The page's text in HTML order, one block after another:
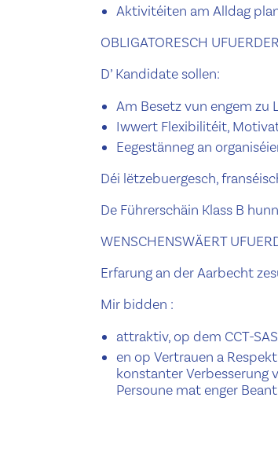
Aktivitéiten am Alldag
OBLIGATORESCH
D’ Kandidate sollen:
Am Besetz vun engem zu
Iwwert Flexibilitéit,
Eegestänneg an
Déi lëtzebuergesch,
De Führerschäin Klass B hunn
WENSCHENSWÄERT
Erfarung an der Aarbecht
Mir bidden :
attraktiv, op dem CCT-
en op Vertrauen a
konstanter Verbesserung
Persoune mat enger